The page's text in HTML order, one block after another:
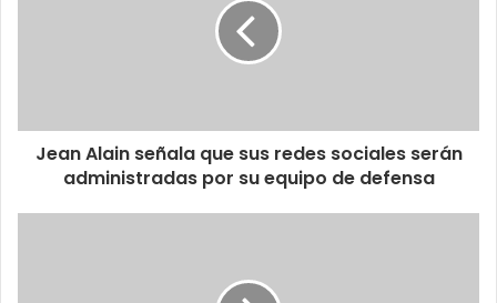
Jean Alain señala que sus redes sociales serán
administradas por su equipo de defensa